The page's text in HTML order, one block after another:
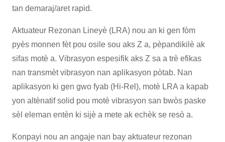
tan demaraj/aret rapid.
Aktuateur Rezonan Lineyè (LRA) nou an ki gen fòm
pyès monnen fèt pou osile sou aks Z a, pèpandikilè ak
sifas motè a. Vibrasyon espesifik aks Z sa a trè efikas
nan transmèt vibrasyon nan aplikasyon pòtab. Nan
aplikasyon ki gen gwo fyab (Hi-Rel), motè LRA a kapab
yon altènatif solid pou motè vibrasyon san bwòs paske
sèl eleman entèn ki sijè a mete ak echèk se resò a.
Konpayi nou an angaje nan bay aktuateur rezonan